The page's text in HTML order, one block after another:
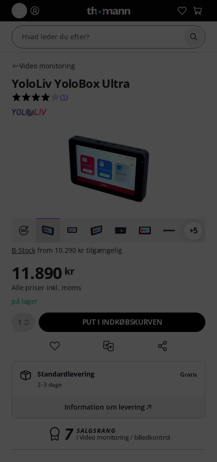
Start
Video monitoring
YoloLiv YoloBox Ultra
4.0 ud af 5 stjerner fra 1 kundebedømmelser
(1 )
+5
B-Stock from 10.290 kr tilgængelig
11.890 kr
Alle priser inkl. moms
på lager
1 PUT I INDKØBSKURVEN
Standardlevering
Gratis
2–3 dage
Information om levering
7 SALGSRANG
i Video monitoring / billedkontrol